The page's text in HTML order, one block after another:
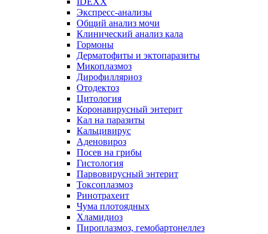
Экспресс-анализы
Общий анализ мочи
Клинический анализ кала
Гормоны
Дерматофиты и эктопаразиты
Микоплазмоз
Дирофилляриоз
Отодектоз
Цитология
Коронавирусный энтерит
Кал на паразиты
Кальцивирус
Аденовироз
Посев на грибы
Гистология
Парвовирусный энтерит
Токсоплазмоз
Ринотрахеит
Чума плотоядных
Хламидиоз
Пироплазмоз, гемобартонеллез